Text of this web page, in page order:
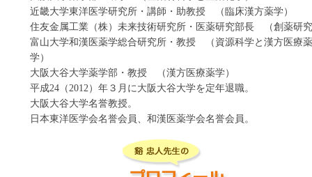
清暑益気湯（ｾｲｼｮｴｯｷﾄｳ）
清心蓮子飲（ｾｲｼﾝﾚﾝｼｲﾝ）
清肺湯（ｾｲﾊｲﾄｳ）
疎経活血湯（ｿｹｲｶｯｹﾂﾄｳ）
近畿大学東洋医学研究所・講師・助教授 （臨床漢方薬学）
住友金属工業（株）未来技術研究所・医薬研究部長 （創薬研
富山大学和漢医薬学総合研究所・教授 （資源科学と漢方医療薬
学）
大阪大谷大学薬学部・教授 （漢方医療薬学）
平成24（2012）年３月に大阪大谷大学を定年退職。
大阪大谷大学名誉教授。
日本東洋医学会名誉会員、和漢医薬学会名誉会員。